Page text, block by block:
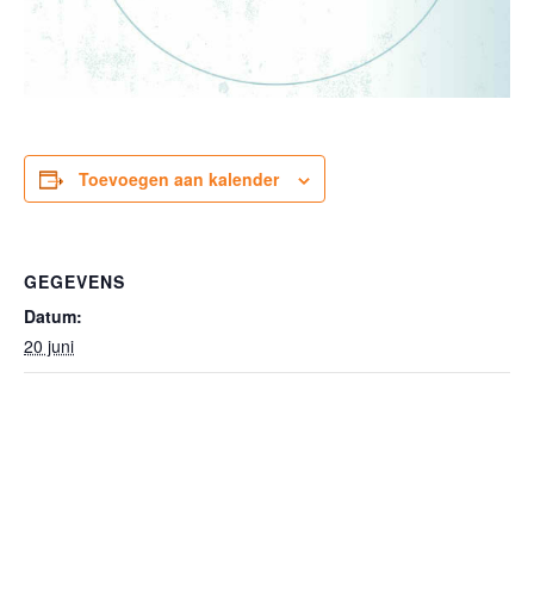
Toevoegen aan kalender
GEGEVENS
Datum:
20 juni